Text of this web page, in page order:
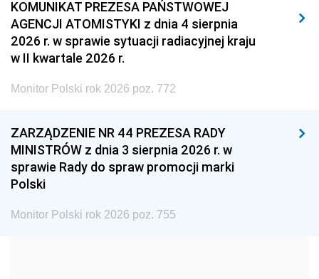
2011 2010 2009
2008 2007 2006
2005
1996 1995 1994
1993 1992 1991
1990
1987 1986
KOMUNIKAT PREZESA PAŃSTWOWEJ
AGENCJI ATOMISTYKI z dnia 4 sierpnia
2026 r. w sprawie sytuacji radiacyjnej kraju
w II kwartale 2026 r.
Monitor Polski rok 2026 poz. 772
ZARZĄDZENIE NR 44 PREZESA RADY
MINISTRÓW z dnia 3 sierpnia 2026 r. w
sprawie Rady do spraw promocji marki
Polski
Monitor Polski rok 2026 poz. 755